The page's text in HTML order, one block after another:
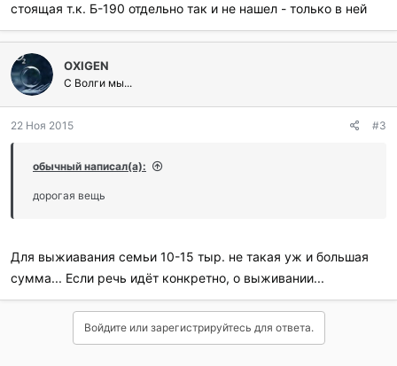
стоящая т.к. Б-190 отдельно так и не нашел - только в ней
OXIGEN
С Волги мы...
22 Ноя 2015 #3
обычный написал(а):
дорогая вещь
Для выжиавания семьи 10-15 тыр. не такая уж и большая
сумма... Если речь идёт конкретно, о выживании...
Войдите или зарегистрируйтесь для ответа.